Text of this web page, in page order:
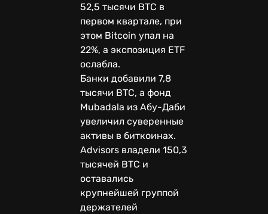
52,5 тысячи BTC в
первом квартале, при
этом Bitcoin упал на
22%, а экспозиция ETF
ослабла.
Банки добавили 7,8
тысячи BTC, а фонд
Mubadala из Абу-Даби
увеличил суверенные
активы в биткоинах.
Advisors владели 150,3
тысячей BTC и
оставались
крупнейшей группой
держателей